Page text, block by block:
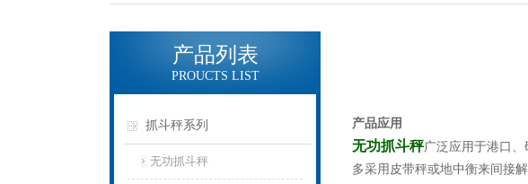
产品列表
PROUCTS LIST
抓斗秤系列
无功抓斗秤
产品应用
无功抓斗秤广泛应用于港口
多采用皮带秤或地中衡来间接